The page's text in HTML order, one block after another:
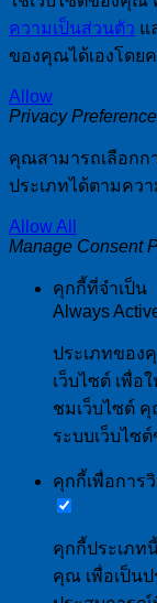
ความเป็นส่วนตัว แ
ของคุณได้เองโดย
Allow
Privacy
คุณสามารถเลือกก
ประเภทได้ตามคว
Allow All
Manage Consent
คุกกี้ที่จำเป็น
Always
ประเภทของ
เว็บไซต์ เพื่อ
ชมเว็บไซต์
ระบบเว็บไซต์
คุกกี้เพื่อการ
คุกกี้ประเภท
คุณ เพื่อเป็น